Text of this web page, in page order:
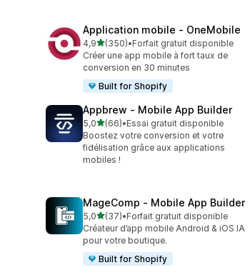
Application mobile ‑ OneMobile
4,9étoile(s) sur 5
(350)
350 avis au total
•Forfait gratuit disponible
Créer une app mobile à fort taux de
conversion en 30 minutes
Built for Shopify
Appbrew ‑ Mobile App Builder
5,0étoile(s) sur 5
(66)
66 avis au total
•Essai gratuit disponible
Boostez votre conversion et votre
fidélisation grâce aux applications
mobiles !
MageComp ‑ Mobile App Builder
5,0étoile(s) sur 5
(37)
37 avis au total
•Forfait gratuit disponible
Créateur d’app mobile Android & iOS IA
pour votre boutique.
Built for Shopify